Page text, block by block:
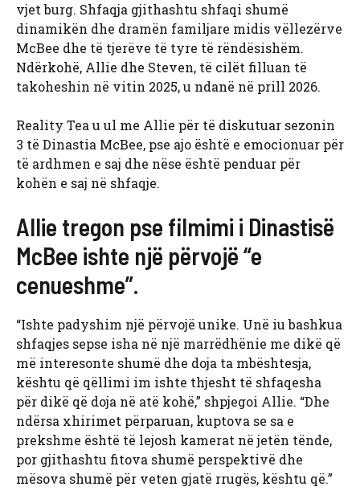
vjet burg. Shfaqja gjithashtu shfaqi shumë
dinamikën dhe dramën familjare midis vëllezërve
McBee dhe të tjerëve të tyre të rëndësishëm.
Ndërkohë, Allie dhe Steven, të cilët filluan të
takoheshin në vitin 2025, u ndanë në prill 2026.
Reality Tea u ul me Allie për të diskutuar sezonin
3 të Dinastia McBee, pse ajo është e emocionuar për
të ardhmen e saj dhe nëse është penduar për
kohën e saj në shfaqje.
Allie tregon pse filmimi i Dinastisë
McBee ishte një përvojë “e
cenueshme”.
“Ishte padyshim një përvojë unike. Unë iu bashkua
shfaqjes sepse isha në një marrëdhënie me dikë që
më interesonte shumë dhe doja ta mbështesja,
kështu që qëllimi im ishte thjesht të shfaqesha
për dikë që doja në atë kohë,” shpjegoi Allie. “Dhe
ndërsa xhirimet përparuan, kuptova se sa e
prekshme është të lejosh kamerat në jetën tënde,
por gjithashtu fitova shumë perspektivë dhe
mësova shumë për veten gjatë rrugës, kështu që.”